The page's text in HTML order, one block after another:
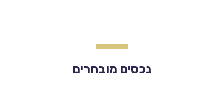
נכסים מובחרים